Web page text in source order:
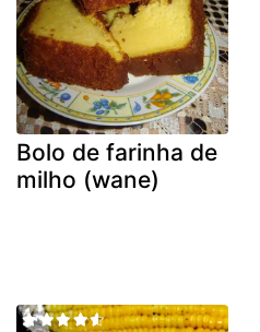
Bolo de farinha de
milho (wane)